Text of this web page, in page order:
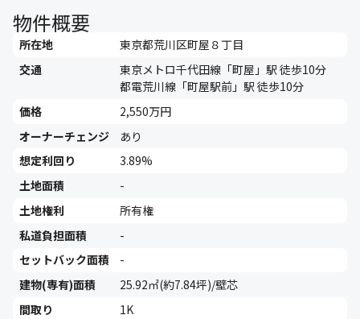
物件概要
所在地
東京都荒川区町屋８丁目
交通
東京メトロ千代田線「町屋」駅 徒歩10分
都電荒川線「町屋駅前」駅 徒歩10分
価格
2,550万円
オーナーチェンジ
あり
想定利回り
3.89%
土地面積
-
土地権利
所有権
私道負担面積
-
セットバック面積
-
建物(専有)面積
25.92㎡(約7.84坪)/壁芯
間取り
1K